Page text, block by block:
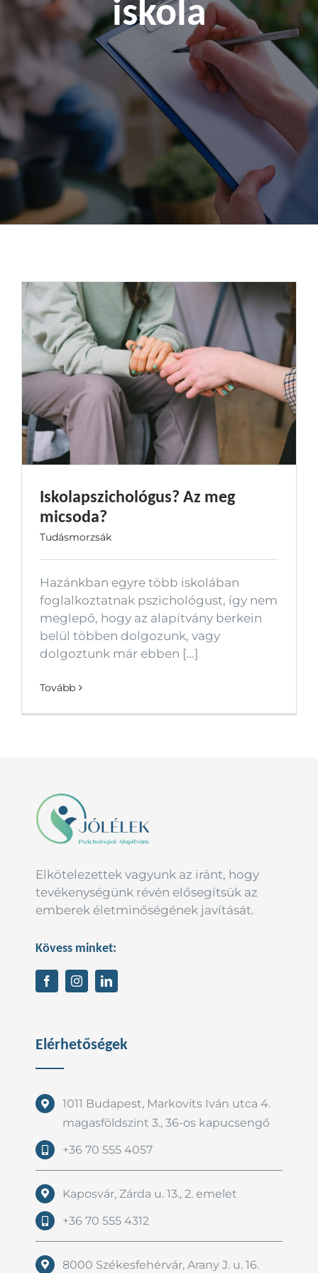
Kapcsolat
iskola
Iskolapszichológus? Az meg
micsoda?
Tudásmorzsák
Hazánkban egyre több iskolában
foglalkoztatnak pszichológust, így nem
meglepő, hogy az alapítvány berkein
belül többen dolgozunk, vagy
dolgoztunk már ebben [...]
Tovább
Elkötelezettek vagyunk az iránt, hogy
tevékenységünk révén elősegítsük az
emberek életminőségének javítását.
Kövess minket:
Elérhetőségek
1011 Budapest, Markovits Iván utca 4.
magasföldszint 3., 36-os kapucsengő
+36 70 555 4057
Kaposvár, Zárda u. 13., 2. emelet
+36 70 555 4312
8000 Székesfehérvár, Arany J. u. 16.